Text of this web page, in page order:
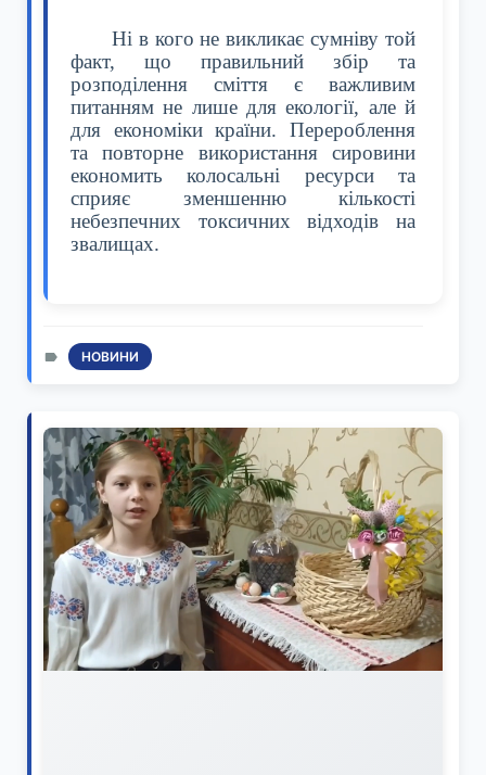
Ні в кого не викликає сумніву той
факт, що правильний збір та
розподілення сміття є важливим
питанням не лише для екології, але й
для економіки країни. Перероблення
та повторне використання сировини
економить колосальні ресурси та
сприяє зменшенню кількості
небезпечних токсичних відходів на
звалищах.
НОВИНИ